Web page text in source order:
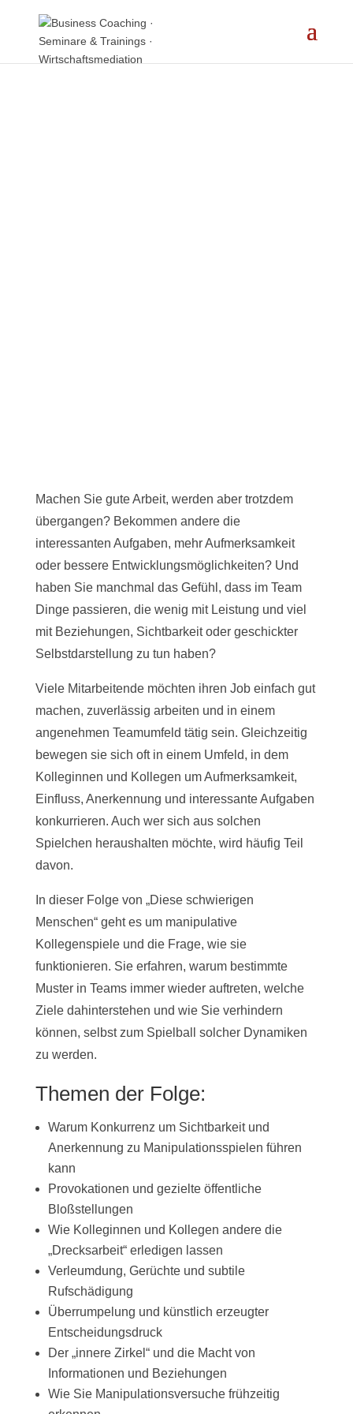
Machen Sie gute Arbeit, werden aber trotzdem
übergangen? Bekommen andere die
interessanten Aufgaben, mehr Aufmerksamkeit
oder bessere Entwicklungsmöglichkeiten? Und
haben Sie manchmal das Gefühl, dass im Team
Dinge passieren, die wenig mit Leistung und viel
mit Beziehungen, Sichtbarkeit oder geschickter
Selbstdarstellung zu tun haben?
Viele Mitarbeitende möchten ihren Job einfach gut
machen, zuverlässig arbeiten und in einem
angenehmen Teamumfeld tätig sein. Gleichzeitig
bewegen sie sich oft in einem Umfeld, in dem
Kolleginnen und Kollegen um Aufmerksamkeit,
Einfluss, Anerkennung und interessante Aufgaben
konkurrieren. Auch wer sich aus solchen
Spielchen heraushalten möchte, wird häufig Teil
davon.
In dieser Folge von „Diese schwierigen
Menschen“ geht es um manipulative
Kollegenspiele und die Frage, wie sie
funktionieren. Sie erfahren, warum bestimmte
Muster in Teams immer wieder auftreten, welche
Ziele dahinterstehen und wie Sie verhindern
können, selbst zum Spielball solcher Dynamiken
zu werden.
Themen der Folge:
Warum Konkurrenz um Sichtbarkeit und
Anerkennung zu Manipulationsspielen führen
kann
Provokationen und gezielte öffentliche
Bloßstellungen
Wie Kolleginnen und Kollegen andere die
„Drecksarbeit“ erledigen lassen
Verleumdung, Gerüchte und subtile
Rufschädigung
Überrumpelung und künstlich erzeugter
Entscheidungsdruck
Der „innere Zirkel“ und die Macht von
Informationen und Beziehungen
Wie Sie Manipulationsversuche frühzeitig